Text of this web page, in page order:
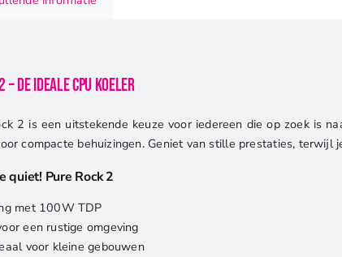
– De Ideale CPU Koeler
2 is een uitstekende keuze voor iedereen die op zoek is
compacte behuizingen. Geniet van stille prestaties, terwijl
quiet! Pure Rock 2
met 100W TDP
een rustige omgeving
voor kleine gebouwen